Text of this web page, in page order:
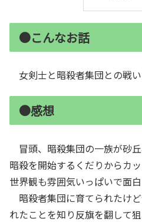
●こんなお話
女剣士と暗殺者集団との戦い
●感想
冒頭、暗殺集団の一族が砂
暗殺を開始するくだりからカ
世界観も雰囲気いっぱいで面白
暗殺者集団に育てられたけ
れたことを知り反旗を翻して狙